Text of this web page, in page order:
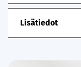
Lisätiedot